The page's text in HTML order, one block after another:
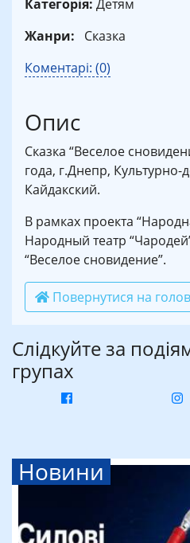
Категорія: Детям
Жанри:
Сказка
Коментарі: (0)
Опис
Сказка “Веселое
года, г.Днепр, Культурно-
Кайдакский.
В рамках проекта
Народный театр
“Веселое сновидение”.
Повернутися на
Слідкуйте за
групах
Новини